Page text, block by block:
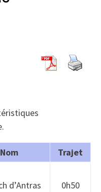
Nom
Trajet
d’Antras 0h50